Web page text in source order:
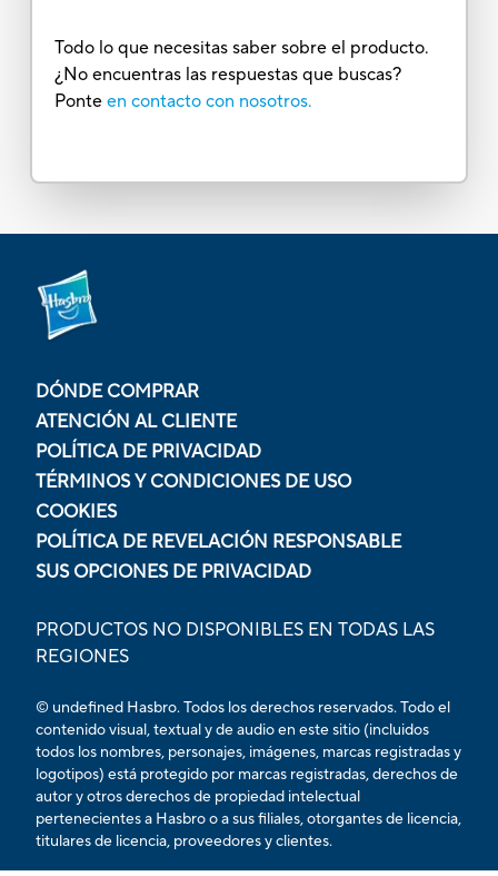
Todo lo que necesitas saber sobre el producto.
¿No encuentras las respuestas que buscas?
Ponte en contacto con nosotros.
DÓNDE COMPRAR
ATENCIÓN AL CLIENTE
POLÍTICA DE PRIVACIDAD
TÉRMINOS Y CONDICIONES DE USO
COOKIES
POLÍTICA DE REVELACIÓN RESPONSABLE
SUS OPCIONES DE PRIVACIDAD
PRODUCTOS NO DISPONIBLES EN TODAS LAS
REGIONES
© undefined Hasbro. Todos los derechos reservados. Todo el
contenido visual, textual y de audio en este sitio (incluidos
todos los nombres, personajes, imágenes, marcas registradas y
logotipos) está protegido por marcas registradas, derechos de
autor y otros derechos de propiedad intelectual
pertenecientes a Hasbro o a sus filiales, otorgantes de licencia,
titulares de licencia, proveedores y clientes.